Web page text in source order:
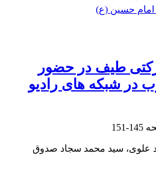
امام حسین (ع)
طیف در حضور
در شبکه های رادیو
145-151
علوی، سید محمد سجاد صدوق